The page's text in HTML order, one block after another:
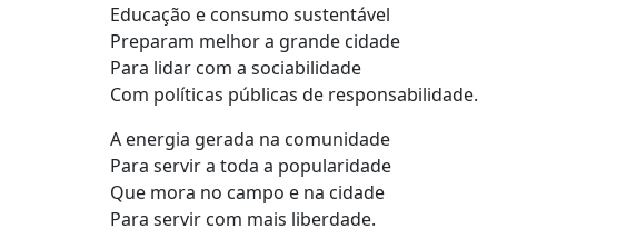
Educação e consumo sustentável
Preparam melhor a grande cidade
Para lidar com a sociabilidade
Com políticas públicas de responsabilidade.
A energia gerada na comunidade
Para servir a toda a popularidade
Que mora no campo e na cidade
Para servir com mais liberdade.